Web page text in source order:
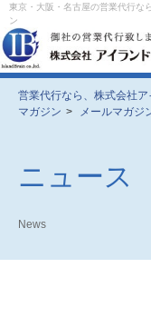
東京・大阪・名古屋の営業代行な
ン
営業代行なら、株式会社
マガジン > メールマガ
ニュース
News